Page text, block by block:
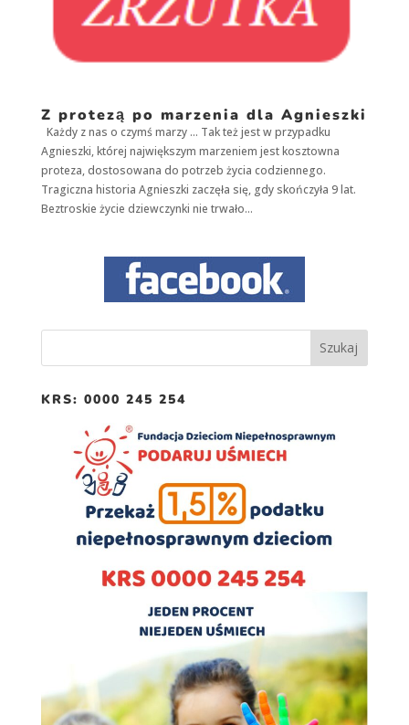
Z protezą po marzenia dla Agnieszki
Każdy z nas o czymś marzy … Tak też jest w przypadku
Agnieszki, której największym marzeniem jest kosztowna
proteza, dostosowana do potrzeb życia codziennego.
Tragiczna historia Agnieszki zaczęła się, gdy skończyła 9 lat.
Beztroskie życie dziewczynki nie trwało...
KRS: 0000 245 254